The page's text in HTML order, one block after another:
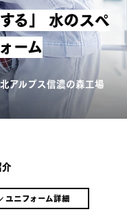
アルプス信濃の森工場
る」 水のスペ
ーム
ユニフォーム詳細